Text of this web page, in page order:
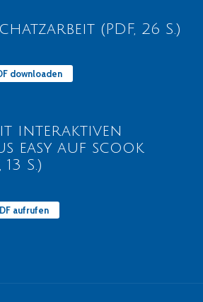
(PDF, 26 S.)
downloaden
interaktiven
easy auf scook
S.)
aufrufen